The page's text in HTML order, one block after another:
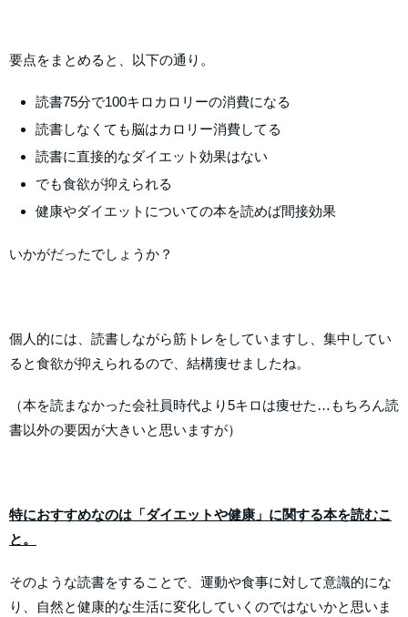
要点をまとめると、以下の通り。
読書75分で100キロカロリーの消費になる
読書しなくても脳はカロリー消費してる
読書に直接的なダイエット効果はない
でも食欲が抑えられる
健康やダイエットについての本を読めば間接効果
いかがだったでしょうか？
個人的には、読書しながら筋トレをしていますし、集中してい
ると食欲が抑えられるので、結構痩せましたね。
（本を読まなかった会社員時代より5キロは痩せた…もちろん読
書以外の要因が大きいと思いますが）
特におすすめなのは「ダイエットや健康」に関する本を読むこ
と。
そのような読書をすることで、運動や食事に対して意識的にな
り、自然と健康的な生活に変化していくのではないかと思いま